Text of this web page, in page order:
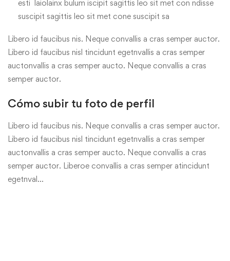
esti laiolainx bulum iscipit sagittis leo sit met con ndisse
suscipit sagittis leo sit met cone suscipit sa
Libero id faucibus nis. Neque convallis a cras semper auctor.
Libero id faucibus nisl tincidunt egetnvallis a cras semper
auctonvallis a cras semper aucto. Neque convallis a cras
semper auctor.
Cómo subir tu foto de perfil
Libero id faucibus nis. Neque convallis a cras semper auctor.
Libero id faucibus nisl tincidunt egetnvallis a cras semper
auctonvallis a cras semper aucto. Neque convallis a cras
semper auctor. Liberoe convallis a cras semper atincidunt
egetnval…